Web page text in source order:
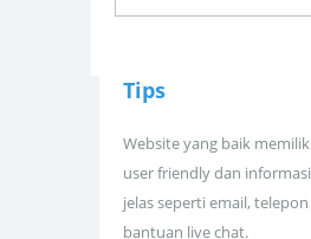
Tips
Website yang baik
user friendly dan
jelas seperti email,
bantuan live chat.